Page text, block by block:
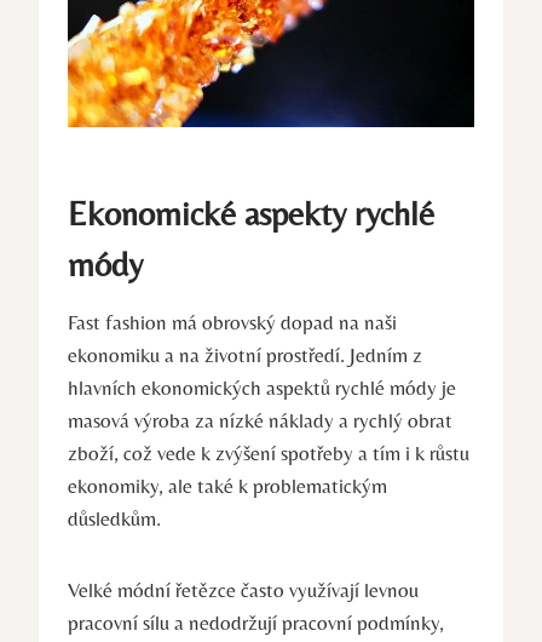
Ekonomické aspekty rychlé
módy
Fast fashion má obrovský dopad na naši
ekonomiku a na životní prostředí. Jedním z
hlavních ekonomických aspektů rychlé módy je
masová výroba za nízké náklady a rychlý obrat
zboží, což vede k zvýšení spotřeby a tím i k růstu
ekonomiky, ale také k problematickým
důsledkům.
Velké módní řetězce často využívají levnou
pracovní sílu a nedodržují pracovní podmínky,